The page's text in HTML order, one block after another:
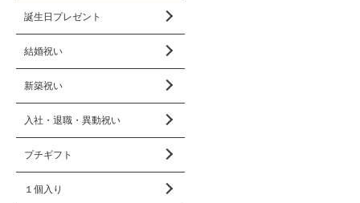
誕生日プレゼント
結婚祝い
新築祝い
入社・退職・異動祝い
プチギフト
１個入り